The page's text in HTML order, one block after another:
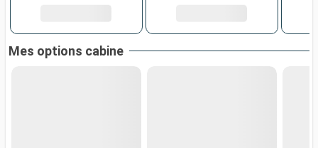
Mes options cabine